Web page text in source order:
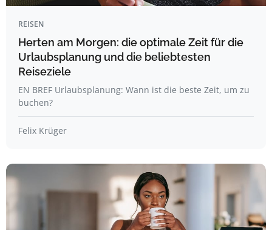
REISEN
Herten am Morgen: die optimale Zeit für die
Urlaubsplanung und die beliebtesten
Reiseziele
EN BREF Urlaubsplanung: Wann ist die beste Zeit, um zu
buchen?
Felix Krüger